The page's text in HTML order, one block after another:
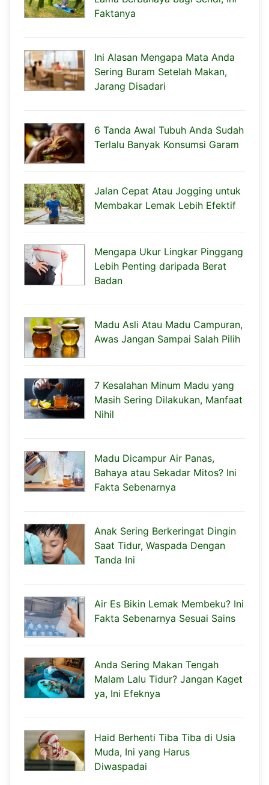
Faktanya
Ini Alasan Mengapa Mata Anda
Sering Buram Setelah Makan,
Jarang Disadari
6 Tanda Awal Tubuh Anda Sudah
Terlalu Banyak Konsumsi Garam
Jalan Cepat Atau Jogging untuk
Membakar Lemak Lebih Efektif
Mengapa Ukur Lingkar Pinggang
Lebih Penting daripada Berat
Badan
Madu Asli Atau Madu Campuran,
Awas Jangan Sampai Salah Pilih
7 Kesalahan Minum Madu yang
Masih Sering Dilakukan, Manfaat
Nihil
Madu Dicampur Air Panas,
Bahaya atau Sekadar Mitos? Ini
Fakta Sebenarnya
Anak Sering Berkeringat Dingin
Saat Tidur, Waspada Dengan
Tanda Ini
Air Es Bikin Lemak Membeku? Ini
Fakta Sebenarnya Sesuai Sains
Anda Sering Makan Tengah
Malam Lalu Tidur? Jangan Kaget
ya, Ini Efeknya
Haid Berhenti Tiba Tiba di Usia
Muda, Ini yang Harus
Diwaspadai